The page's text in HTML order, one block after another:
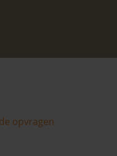
opvragen